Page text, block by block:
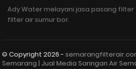
Ady Water melayani jasa pasang filter
filter air sumur bor.
© Copyright2026 -
Semarang | Jual Media Saringan Air